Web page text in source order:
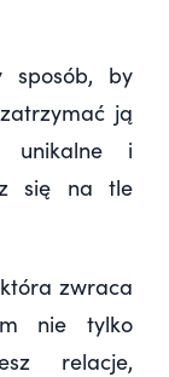
sposób, by
ją
unikalne i
się na tle
zwraca
nie tylko
relacje,